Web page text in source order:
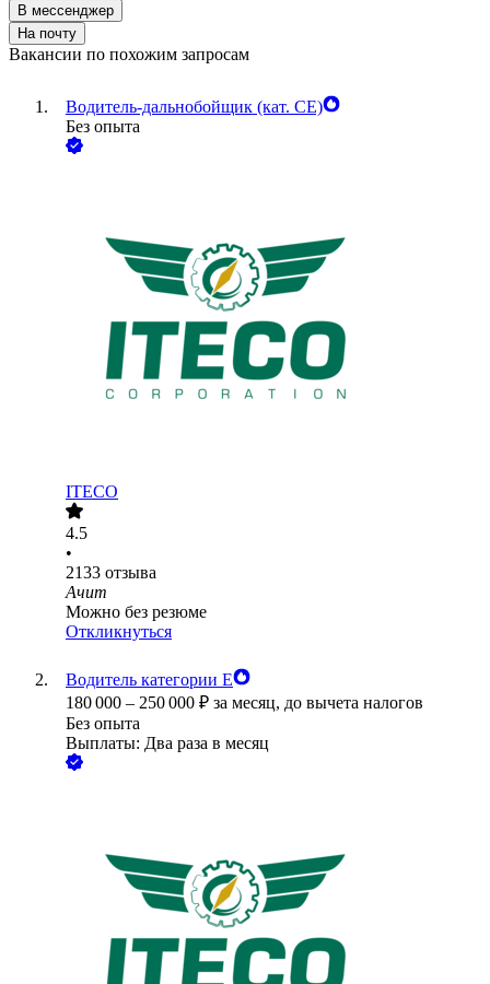
В мессенджер
На почту
Вакансии по похожим запросам
Водитель-дальнобойщик (кат. CE)
Без опыта
ITECO
4.5
•
2133 отзыва
Ачит
Можно без резюме
Откликнуться
Водитель категории Е
180 000 – 250 000 ₽ за месяц, до вычета налогов
Без опыта
Выплаты: Два раза в месяц